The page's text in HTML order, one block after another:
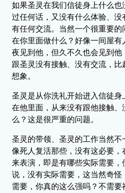
如果圣灵在我们信徒身上什么
过任何话，又没有什么体验、
有任何交流。当然一个很重要
在你里面做什么？好像一间屋
夜见到他，但久不久也会见到他
跟圣灵没有接触、没有交流，
想象。
圣灵是从你洗礼开始进入信徒
在他里面，从来没有跟他接触
么？这是很严重的问题。
圣灵的带领、圣灵的工作当然不
像死人复活那些，没有这必要，
来表演，即是有哪些实际需要
说，没有实际需要，这当然奇
需要，你真的这么强吗？不需